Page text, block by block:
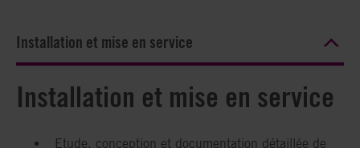
Installation et mise en service
Installation et mise en service
Etude, conception et documentation détaillée de